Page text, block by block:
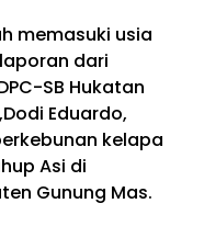
memasuki usia
dari
SB Hukatan
Eduardo,
kelapa
Asi di
Gunung Mas.